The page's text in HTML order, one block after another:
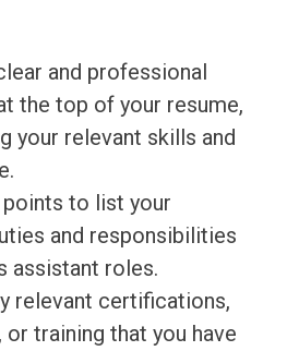
and professional
the top of your resume,
your relevant skills and
points to list your
and responsibilities
assistant roles.
relevant certifications,
or training that you have